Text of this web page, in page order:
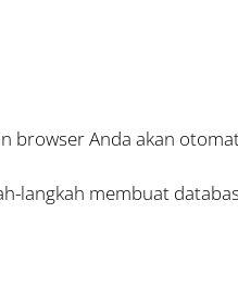
browser Anda akan
langkah membuat